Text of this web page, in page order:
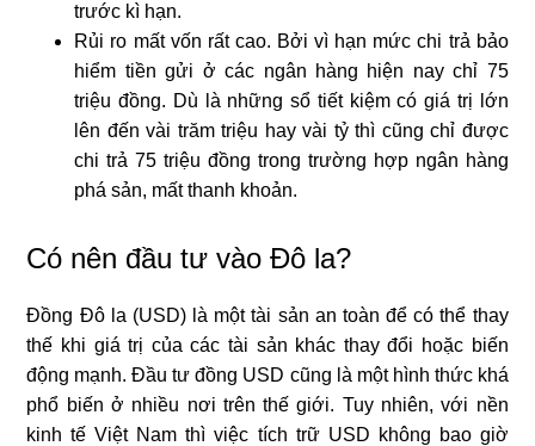
trước kì hạn.
Rủi ro mất vốn rất cao. Bởi vì hạn mức chi trả bảo
hiểm tiền gửi ở các ngân hàng hiện nay chỉ 75
triệu đồng. Dù là những sổ tiết kiệm có giá trị lớn
lên đến vài trăm triệu hay vài tỷ thì cũng chỉ được
chi trả 75 triệu đồng trong trường hợp ngân hàng
phá sản, mất thanh khoản.
Có nên đầu tư vào Đô la?
Đồng Đô la (USD) là một tài sản an toàn để có thể thay
thế khi giá trị của các tài sản khác thay đổi hoặc biến
động mạnh. Đầu tư đồng USD cũng là một hình thức khá
phổ biến ở nhiều nơi trên thế giới. Tuy nhiên, với nền
kinh tế Việt Nam thì việc tích trữ USD không bao giờ